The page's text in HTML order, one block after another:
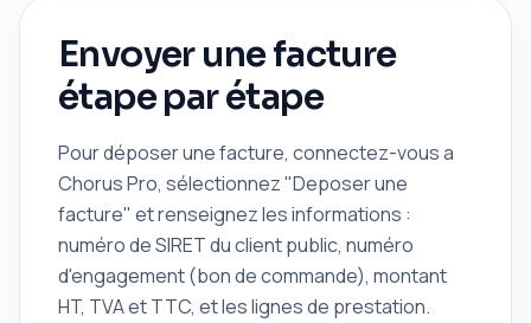
Envoyer une facture
étape par étape
Pour déposer une facture, connectez-vous a
Chorus Pro, sélectionnez "Deposer une
facture" et renseignez les informations :
numéro de SIRET du client public, numéro
d'engagement (bon de commande), montant
HT, TVA et TTC, et les lignes de prestation.